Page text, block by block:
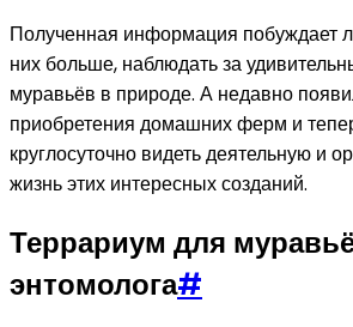
Полученная информация побуждает
них больше, наблюдать за
муравьёв в природе. А недавно
приобретения домашних ферм и
круглосуточно видеть деятельную и
жизнь этих интересных созданий.
Террариум для
энтомолога#